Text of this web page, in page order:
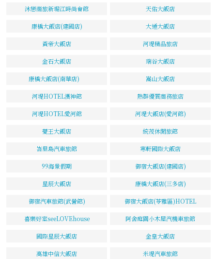
沐戀商旅新堀江時尚會館 天佑大飯店
康橋大飯店(建國店) 大通大飯店
黃帝大飯店 河堤精品旅店
金石大飯店 瑞谷大飯店
康橋大飯店(南華店) 嵩山大飯店
河堤HOTEL漢神館 熱群優質商務旅店
河堤HOTEL愛河館 河堤大飯店(愛河館)
薆王大飯店 統茂休閒旅館
峇里島汽車旅館 寒軒國際大飯店
99海景假期 御宿大飯店(建國店)
星辰大飯店 康橋大飯店(三多店)
御宿汽車旅館(武營館) 御宿大飯店(苓雅區)HOTEL
喜樂好室seeLOVEhouse 阿舍庭園小木屋汽機車旅館
國際星辰大飯店 金皇大飯店
高雄中信大飯店 米堤汽車旅館